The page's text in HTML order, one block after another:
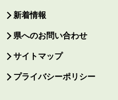
新着情報
県へのお問い合わせ
サイトマップ
プライバシーポリシー